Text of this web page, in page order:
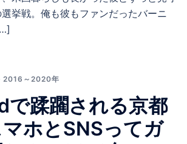
挙戦。俺も彼もファンだったバーニ
2016～2020年
蹂躙される京都
ホとSNSってガ